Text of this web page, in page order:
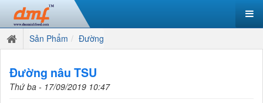
Sản Phẩm Đường
Đường nâu TSU
Thứ ba - 17/09/2019 10:47